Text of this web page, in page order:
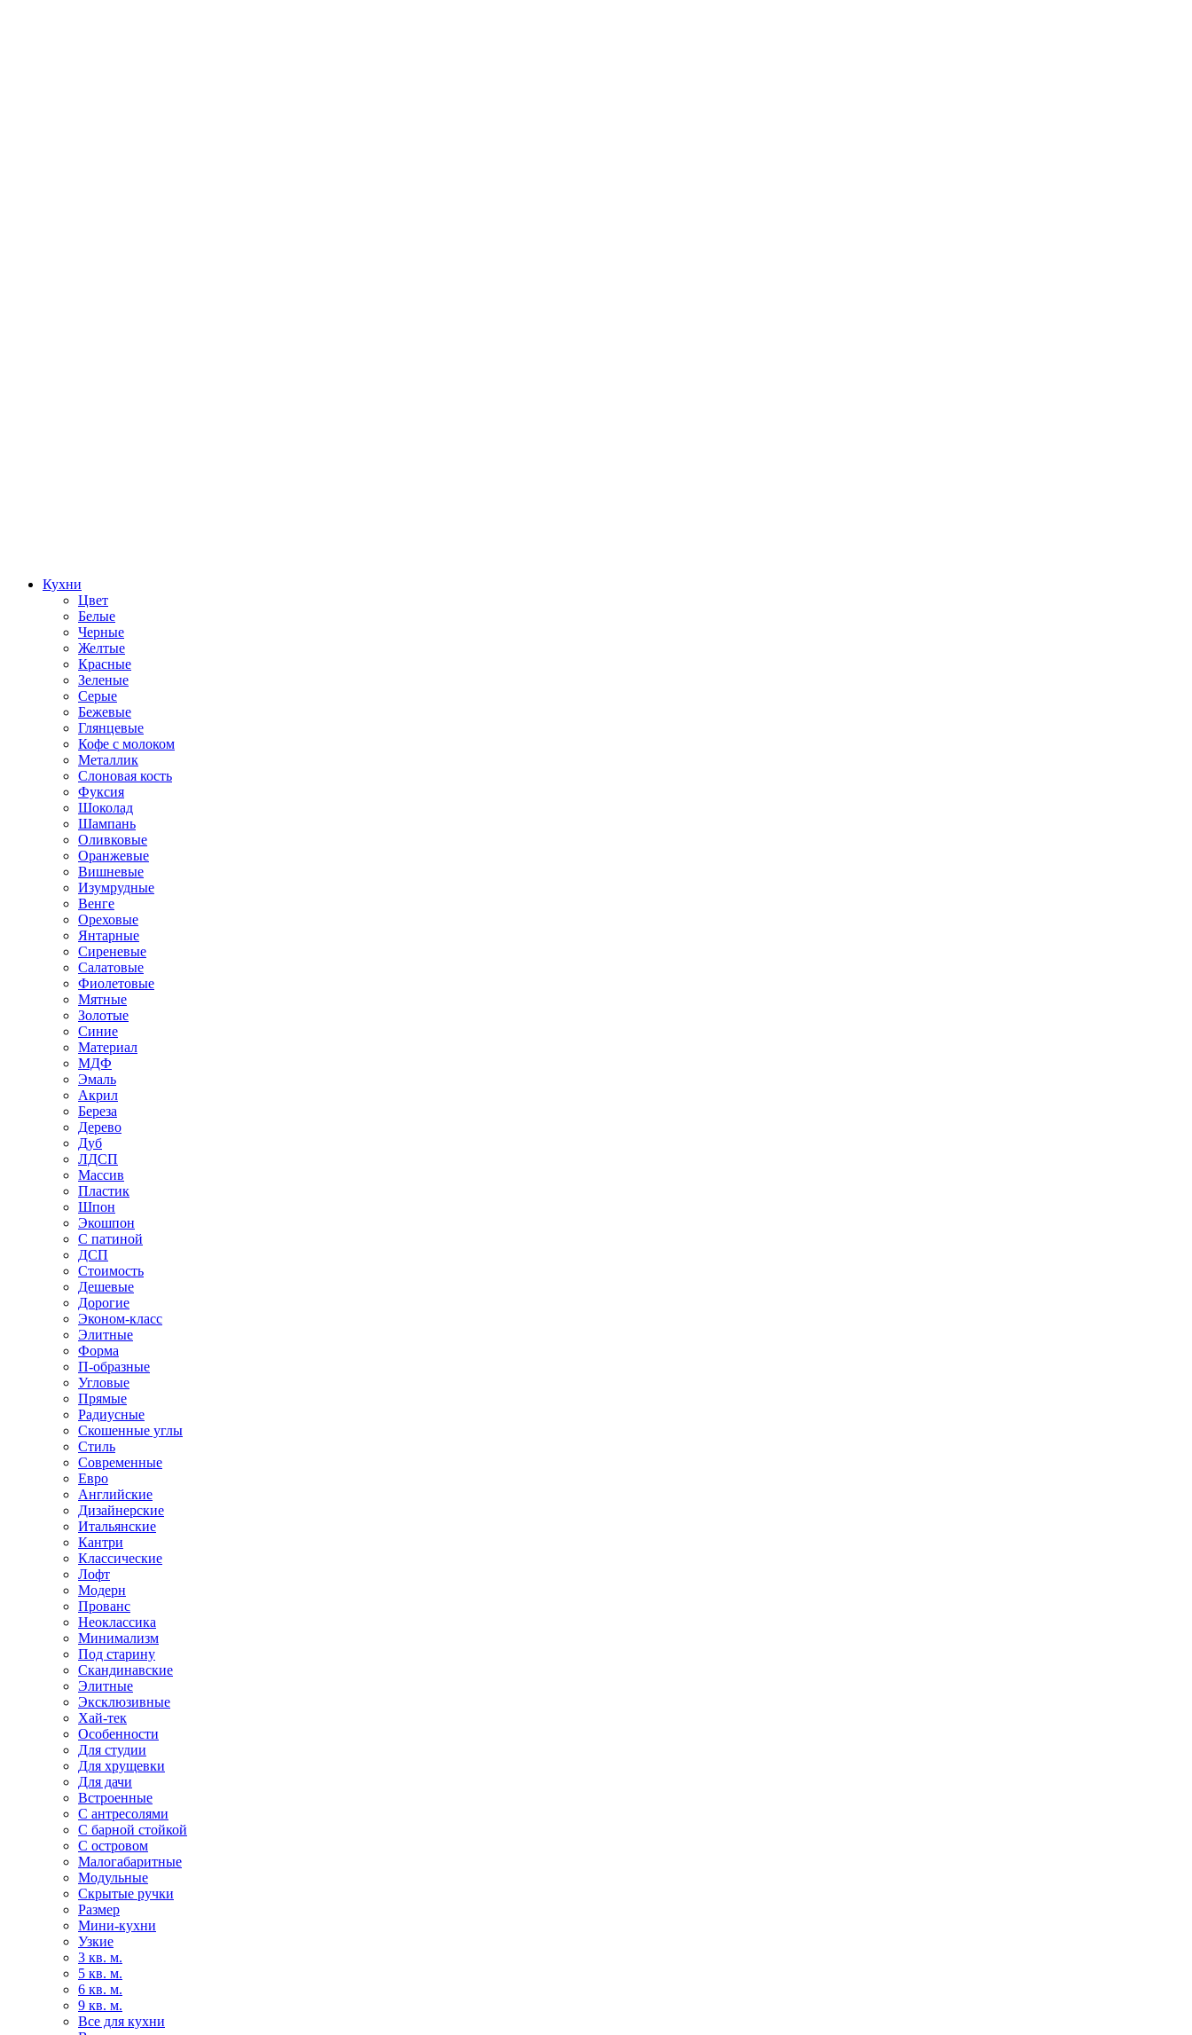
Кухни
Цвет
Белые
Черные
Желтые
Красные
Зеленые
Серые
Бежевые
Глянцевые
Кофе с молоком
Металлик
Слоновая кость
Фуксия
Шоколад
Шампань
Оливковые
Оранжевые
Вишневые
Изумрудные
Венге
Ореховые
Янтарные
Сиреневые
Салатовые
Фиолетовые
Мятные
Золотые
Синие
Материал
МДФ
Эмаль
Акрил
Береза
Дерево
Дуб
ЛДСП
Массив
Пластик
Шпон
Экошпон
С патиной
ДСП
Стоимость
Дешевые
Дорогие
Эконом-класс
Элитные
Форма
П-образные
Угловые
Прямые
Радиусные
Скошенные углы
Стиль
Современные
Евро
Английские
Дизайнерские
Итальянские
Кантри
Классические
Лофт
Модерн
Прованс
Неоклассика
Минимализм
Под старину
Скандинавские
Элитные
Эксклюзивные
Хай-тек
Особенности
Для студии
Для хрущевки
Для дачи
Встроенные
С антресолями
С барной стойкой
С островом
Малогабаритные
Модульные
Скрытые ручки
Размер
Мини-кухни
Узкие
3 кв. м.
5 кв. м.
6 кв. м.
9 кв. м.
Все для кухни